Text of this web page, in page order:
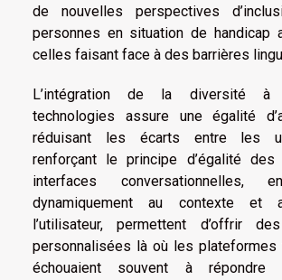
de nouvelles perspectives
personnes en situation de handicap
celles faisant face à des barrières
L’intégration de la diversité à
technologies assure une égalité
réduisant les écarts entre les
renforçant le principe d’égalité des
interfaces conversationnelles,
dynamiquement au contexte
l’utilisateur, permettent d’offrir
personnalisées là où les plateformes
échouaient souvent à répondre